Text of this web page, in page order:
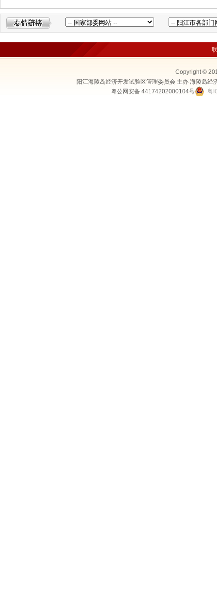
Copyright ©
阳江海陵岛经济开发试验区管理委员会 主办 海陵岛
粤公网安备 44174202000104号
粤